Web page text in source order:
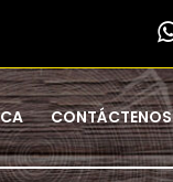
CONTÁCTENOS